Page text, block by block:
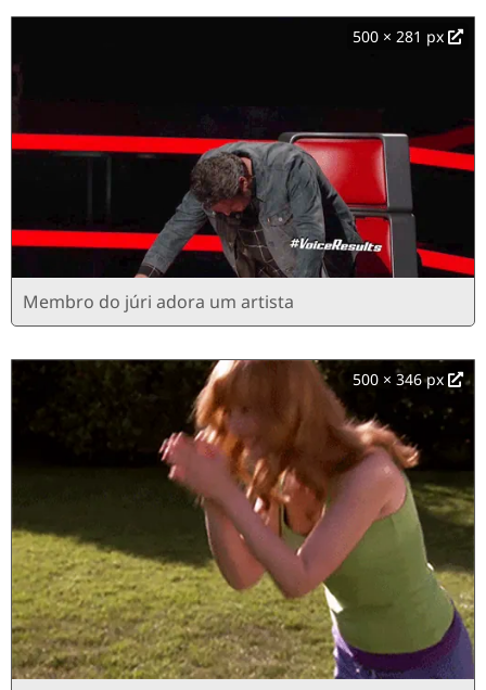
500 × 281 px
Membro do júri adora um artista
500 × 346 px